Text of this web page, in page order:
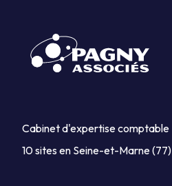
Cabinet d'expertise comptable
10 sites en Seine-et-Marne (77)